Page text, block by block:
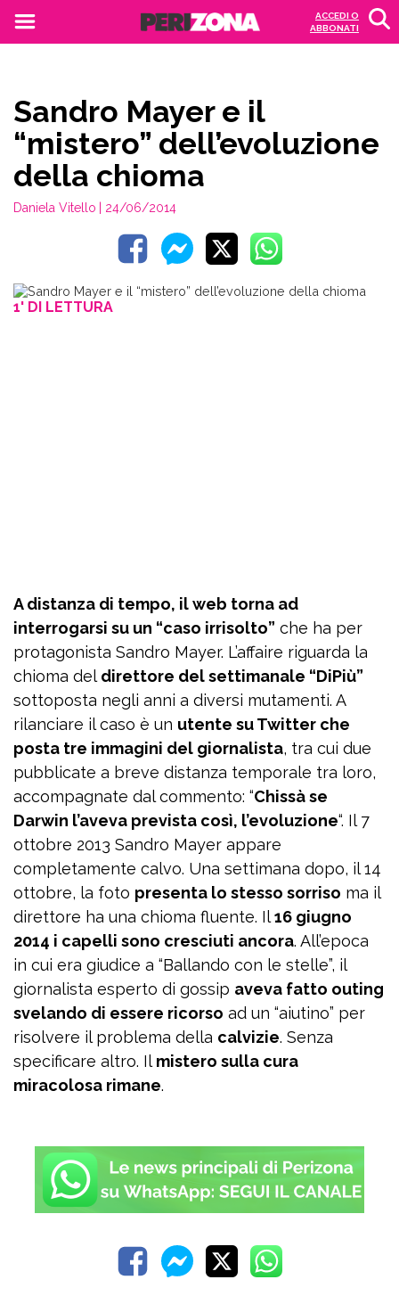
ACCEDI O
ABBONATI
Sandro Mayer e il
“mistero” dell’evoluzione
della chioma
Daniela Vitello | 24/06/2014
1' DI LETTURA
A distanza di tempo, il web torna ad
interrogarsi su un “caso irrisolto” che ha per
protagonista Sandro Mayer. L’affaire riguarda la
chioma deldirettore del settimanale “DiPiù”
sottoposta negli anni a diversi mutamenti. A
rilanciare il caso è un utente su Twitter che
posta tre immagini del giornalista, tra cui due
pubblicate a breve distanza temporale tra loro,
accompagnate dal commento: “Chissà se
Darwin l’aveva prevista così, l’evoluzione“. Il 7
ottobre 2013 Sandro Mayer appare
completamente calvo. Una settimana dopo, il 14
ottobre, la foto presenta lo stesso sorriso ma il
direttore ha una chioma fluente. Il16 giugno
2014 i capelli sono cresciuti ancora. All’epoca
in cui era giudice a “Ballando con le stelle”, il
giornalista esperto di gossip aveva fatto outing
svelando di essere ricorso ad un “aiutino” per
risolvere il problema della calvizie. Senza
specificare altro. Ilmistero sulla cura
miracolosa rimane.